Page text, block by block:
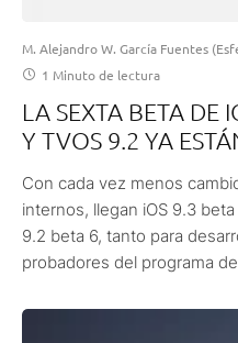
M. Alejandro W. García Fuentes
1 Minuto de lectura
LA SEXTA BETA DE
Y TVOS 9.2 YA
Con cada vez menos
internos, llegan iOS 9.3
9.2 beta 6, tanto para
probadores del programa